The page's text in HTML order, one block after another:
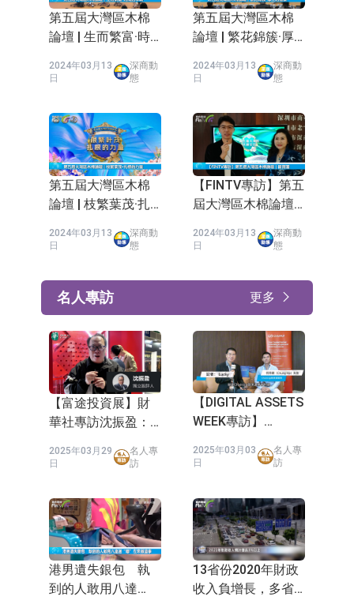
時停牌
業股票型證券投資基金臨時停牌
【異動股】港股跌幅榜前十，卡森國
際(00496.HK)跌22.40%，九福來
(08611.HK)跌21.01%
【異動股】港股漲幅榜前十，拿森科
技(02261.HK)漲+75.05%，辰興發展
(02286.HK)漲+64.91%
神火股份：新疆神火鋁水轉化率已
100%
【異動股】焦炭Ⅲ板塊下挫，陝西黑
貓(601015.CN)跌8.38%
浙江證監局對財通證券股份有限公司
採取出具警示函措施
山金國際：港股上市工作正常推進中
第五屆大灣區木棉
論壇 | 生而繁富·時
2024年03月13
日
深商動
態
第五屆大灣區木棉
論壇 | 繁花錦簇·厚
2024年03月13
日
深商動
態
第五屆大灣區木棉
論壇 | 枝繁葉茂·扎
2024年03月13
日
深商動
態
【FINTV專訪】第五
屆大灣區木棉論壇 |
2024年03月13
日
深商動
態
名人專訪 更多
【富途投資展】財
華社專訪沈振盈：
年長沽！
2025年03月29
日
名人專
訪
【DIGITAL ASSETS
WEEK專訪】
Chung Ho（何宗
传统金融融合十分
重要
2025年03月03
日
名人專
訪
港男遺失銀包 執
到的人敢用八達
13省份2020年財政
收入負增長，多省